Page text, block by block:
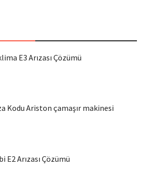
E3 Arızası Çözümü
Kodu Ariston çamaşır makinesi
E2 Arızası Çözümü